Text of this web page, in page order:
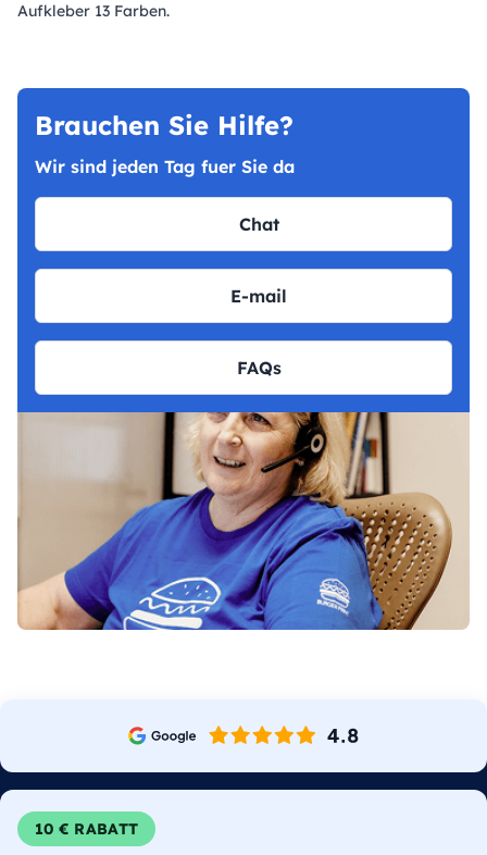
Aufkleber 13 Farben.
Brauchen Sie Hilfe?
Wir sind jeden Tag fuer Sie da
Chat
E-mail
FAQs
10 € RABATT